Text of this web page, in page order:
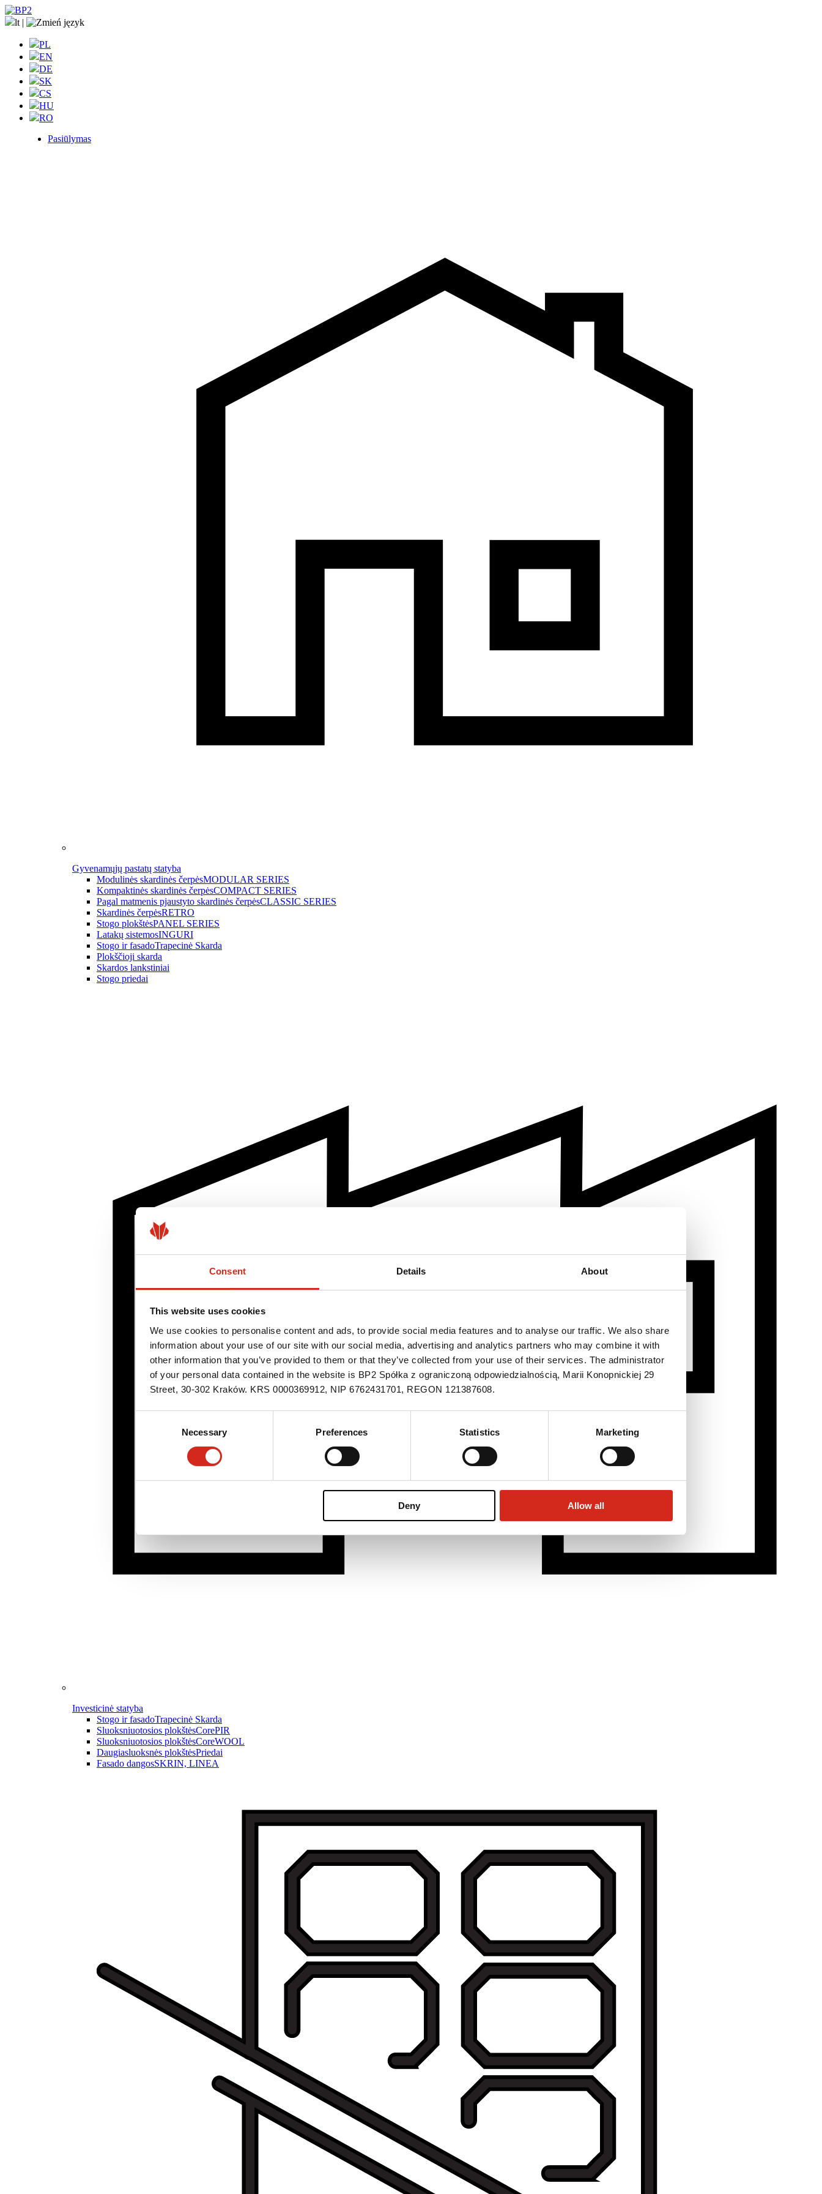
Consent Details About
This website uses cookies
We use cookies to personalise content and ads, to provide social media features and to analyse our traffic. We also share
information about your use of our site with our social media, advertising and analytics partners who may combine it with
other information that you’ve provided to them or that they’ve collected from your use of their services. The administrator
of your personal data contained in the website is BP2 Spółka z ograniczoną odpowiedzialnością, Marii Konopnickiej 29
Street, 30-302 Kraków. KRS 0000369912, NIP 6762431701, REGON 121387608.
Necessary Preferences Statistics Marketing
Deny Allow all
lt |
PL
EN
DE
SK
CS
HU
RO
Pasiūlymas
Gyvenamųjų pastatų statyba
Modulinės skardinės čerpėsMODULAR SERIES
Kompaktinės skardinės čerpėsCOMPACT SERIES
Pagal matmenis pjaustyto skardinės čerpėsCLASSIC SERIES
Skardinės čerpėsRETRO
Stogo plokštėsPANEL SERIES
Latakų sistemosINGURI
Stogo ir fasadoTrapecinė Skarda
Plokščioji skarda
Skardos lankstiniai
Stogo priedai
Investicinė statyba
Stogo ir fasadoTrapecinė Skarda
Sluoksniuotosios plokštėsCorePIR
Sluoksniuotosios plokštėsCoreWOOL
Daugiasluoksnės plokštėsPriedai
Fasado dangosSKRIN, LINEA